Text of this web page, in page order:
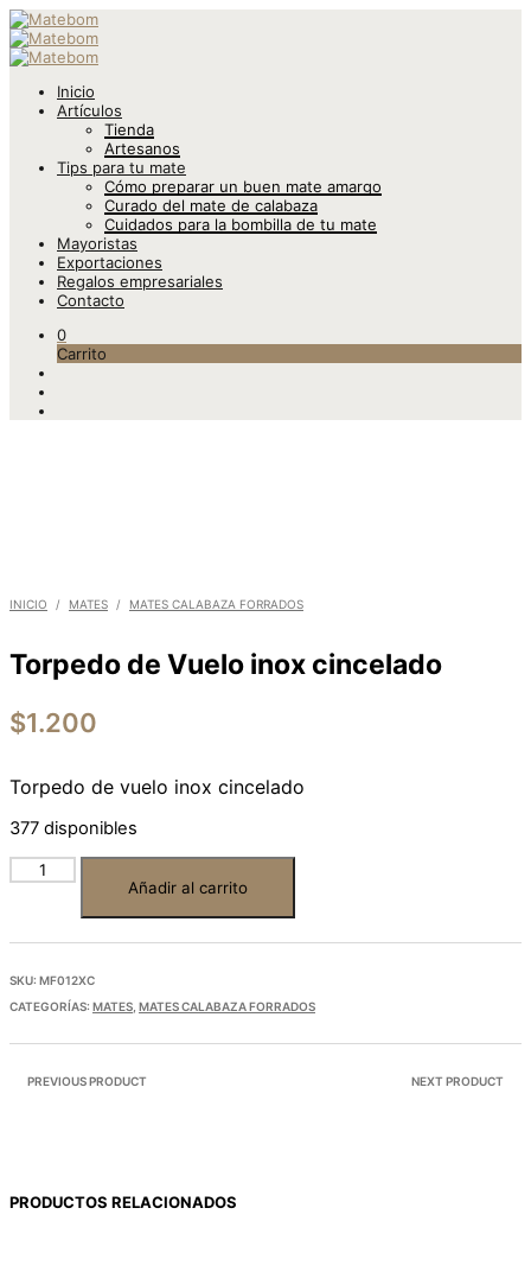
Inicio
Artículos
Tienda
Artesanos
Tips para tu mate
Cómo preparar un buen mate amargo
Curado del mate de calabaza
Cuidados para la bombilla de tu mate
Mayoristas
Exportaciones
Regalos empresariales
Contacto
0
Carrito
INICIO / MATES / MATES CALABAZA FORRADOS
Torpedo de Vuelo inox cincelado
$1.200
Torpedo de vuelo inox cincelado
377 disponibles
Añadir al carrito
SKU: MF012XC
CATEGORÍAS: MATES MATES CALABAZA FORRADOS
PREVIOUS PRODUCT NEXT PRODUCT
PRODUCTOS RELACIONADOS